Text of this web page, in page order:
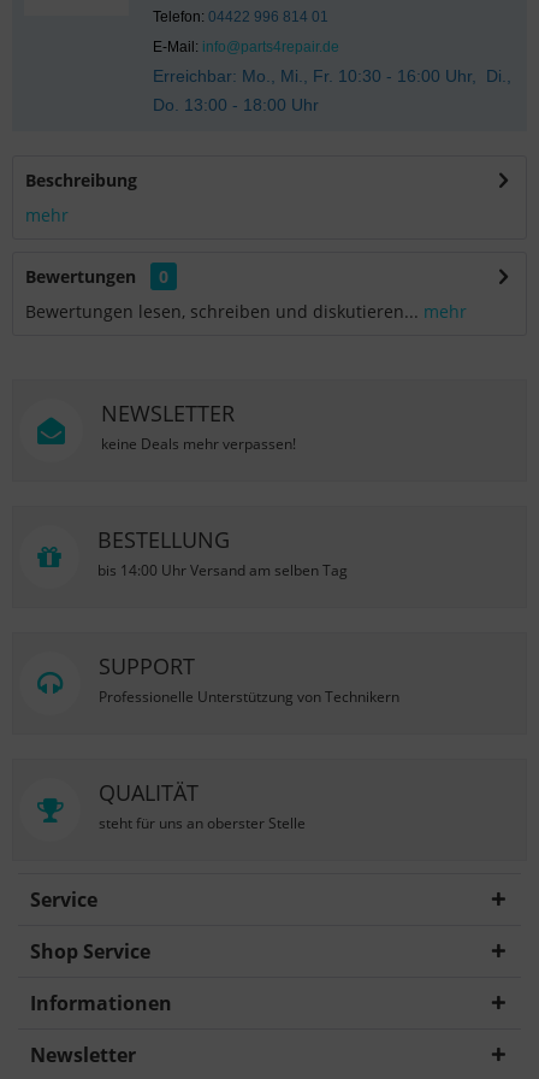
Telefon: 04422 996 814 01
E-Mail: info@parts4repair.de
Erreichbar: Mo., Mi., Fr. 10:30 - 16:00 Uhr, Di.,
Do. 13:00 - 18:00 Uhr
Beschreibung
mehr
Bewertungen
0
Bewertungen lesen, schreiben und diskutieren... mehr
NEWSLETTER
keine Deals mehr verpassen!
BESTELLUNG
bis 14:00 Uhr Versand am selben Tag
SUPPORT
Professionelle Unterstützung von Technikern
QUALITÄT
steht für uns an oberster Stelle
Service
Shop Service
Informationen
Newsletter